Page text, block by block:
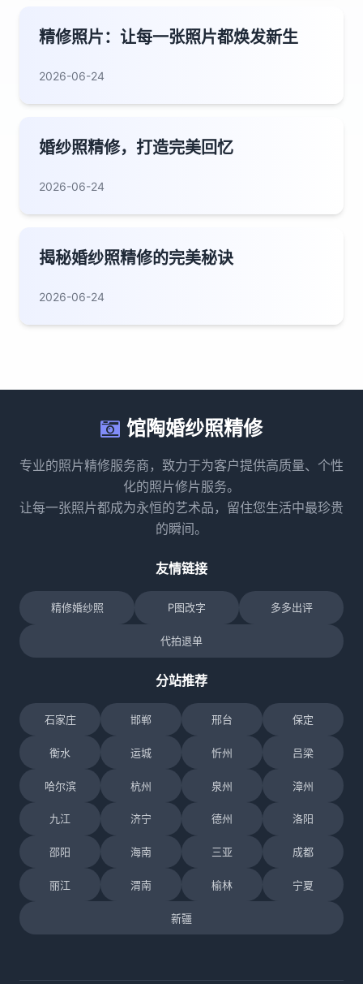
精修照片：让每一张照片都焕发新生
2026-06-24
婚纱照精修，打造完美回忆
2026-06-24
揭秘婚纱照精修的完美秘诀
2026-06-24
馆陶婚纱照精修
专业的照片精修服务商，致力于为客户提供高质量、个性
化的照片修片服务。
让每一张照片都成为永恒的艺术品，留住您生活中最珍贵
的瞬间。
友情链接
精修婚纱照 P图改字 多多出评
代拍退单
分站推荐
石家庄 邯郸 邢台 保定
衡水 运城 忻州 吕梁
哈尔滨 杭州 泉州 漳州
九江 济宁 德州 洛阳
邵阳 海南 三亚 成都
丽江 渭南 榆林 宁夏
新疆